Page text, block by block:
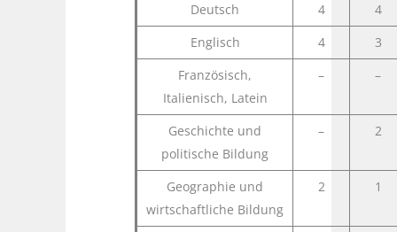
Deutsch
4
4
Englisch
4
3
Französisch,
Italienisch, Latein
– –
Geschichte und
politische Bildung
– 2
Geographie und
wirtschaftliche Bildung
2 1